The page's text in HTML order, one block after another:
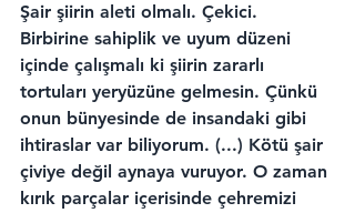
Şair şiirin aleti olmalı. Çekici.
Birbirine sahiplik ve uyum düzeni
içinde çalışmalı ki şiirin zararlı
tortuları yeryüzüne gelmesin. Çünkü
onun bünyesinde de insandaki gibi
ihtiraslar var biliyorum. (...) Kötü şair
çiviye değil aynaya vuruyor. O zaman
kırık parçalar içerisinde çehremizi